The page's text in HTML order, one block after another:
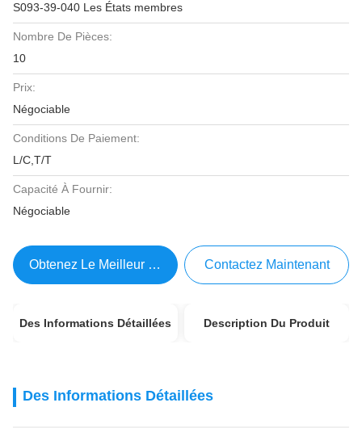
S093-39-040 Les États membres
Nombre De Pièces:
10
Prix:
Négociable
Conditions De Paiement:
L/C,T/T
Capacité À Fournir:
Négociable
Obtenez Le Meilleur Prix Contactez Maintenant
Des Informations Détaillées Description Du Produit
Des Informations Détaillées